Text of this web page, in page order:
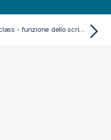
class - funzione dello script e del grafico